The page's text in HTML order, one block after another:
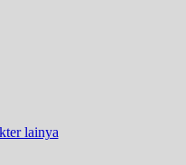
lainya